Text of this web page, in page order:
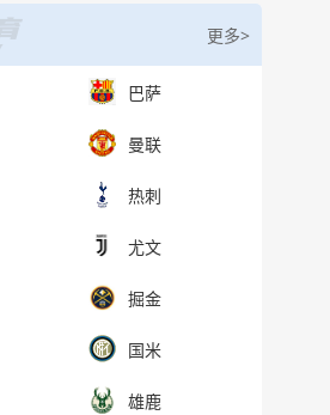
更多>
巴萨
曼联
热刺
尤文
掘金
国米
雄鹿